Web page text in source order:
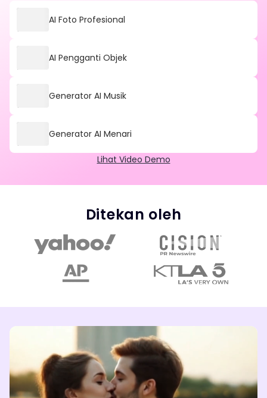
AI Foto Profesional
AI Pengganti Objek
Generator AI Musik
Generator AI Menari
Lihat Video Demo
Ditekan oleh